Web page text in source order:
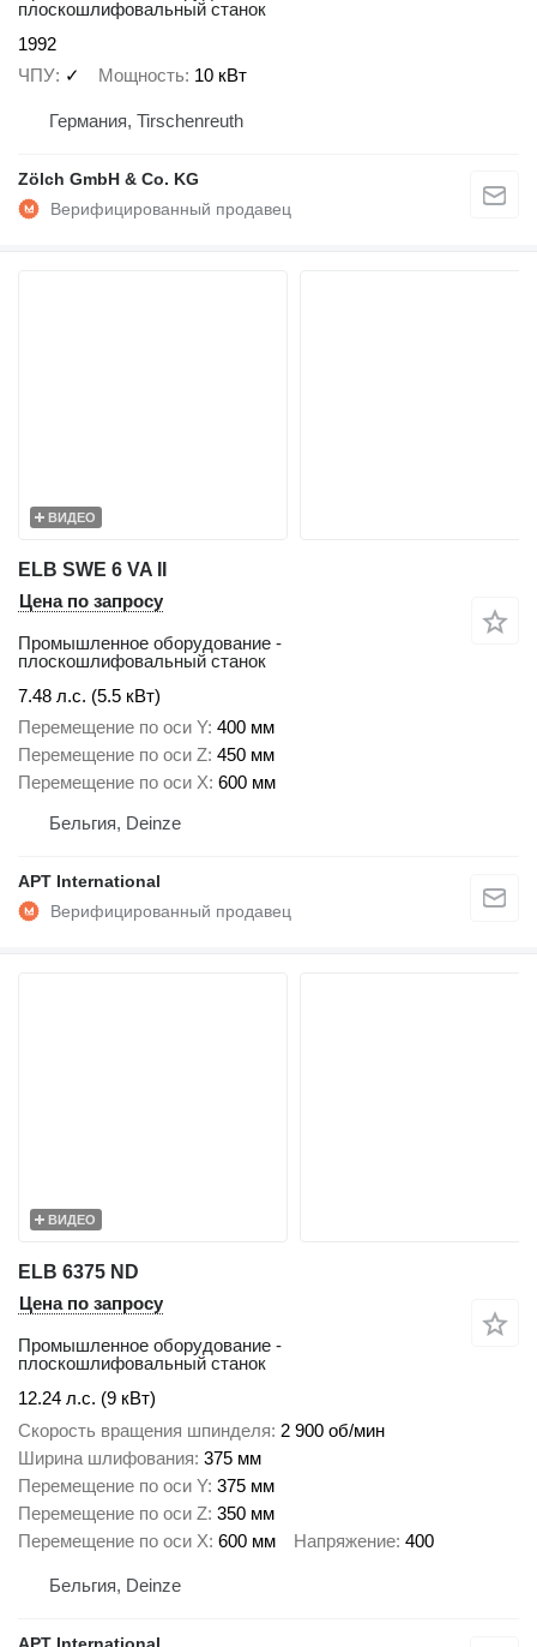
плоскошлифовальный станок
1992
ЧПУ ✓ Мощность 10 кВт
Германия, Tirschenreuth
Zölch GmbH & Co. KG
ВИДЕО
ELB SWE 6 VA II
Цена по запросу
Промышленное оборудование -
плоскошлифовальный станок
7.48 л.с. (5.5 кВт)
Перемещение по оси Y 400 мм
Перемещение по оси Z 450 мм
Перемещение по оси X 600 мм
Бельгия, Deinze
APT International
ВИДЕО
ELB 6375 ND
Цена по запросу
Промышленное оборудование -
плоскошлифовальный станок
12.24 л.с. (9 кВт)
Скорость вращения шпинделя 2 900 об/мин
Ширина шлифования 375 мм
Перемещение по оси Y 375 мм
Перемещение по оси Z 350 мм
Перемещение по оси X 600 мм Напряжение 400
Бельгия, Deinze